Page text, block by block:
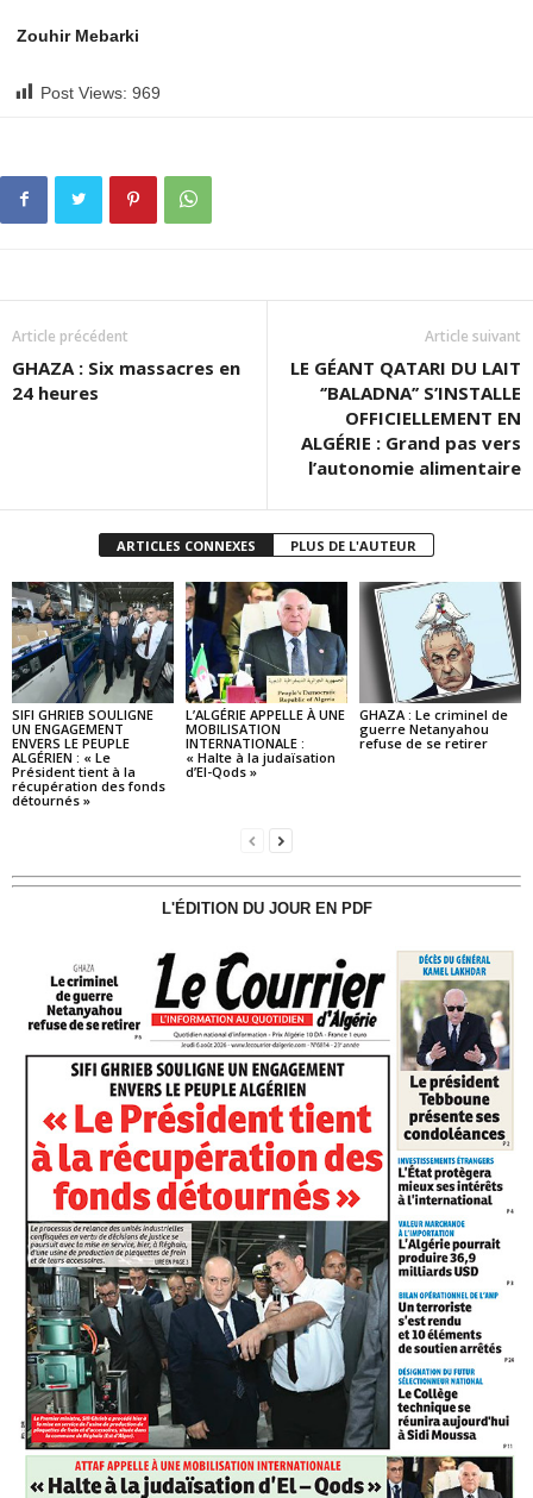
Zouhir Mebarki
Post Views: 969
Article précédent
GHAZA : Six massacres en
24 heures
Article suivant
LE GÉANT QATARI DU LAIT
‘’BALADNA’’ S’INSTALLE
OFFICIELLEMENT EN
ALGÉRIE : Grand pas vers
l’autonomie alimentaire
ARTICLES CONNEXES PLUS DE L'AUTEUR
SIFI GHRIEB SOULIGNE
UN ENGAGEMENT
ENVERS LE PEUPLE
ALGÉRIEN : « Le
Président tient à la
récupération des fonds
détournés »
L’ALGÉRIE APPELLE À UNE
MOBILISATION
INTERNATIONALE :
« Halte à la judaïsation
d’El-Qods »
GHAZA : Le criminel de
guerre Netanyahou
refuse de se retirer
L'ÉDITION DU JOUR EN PDF